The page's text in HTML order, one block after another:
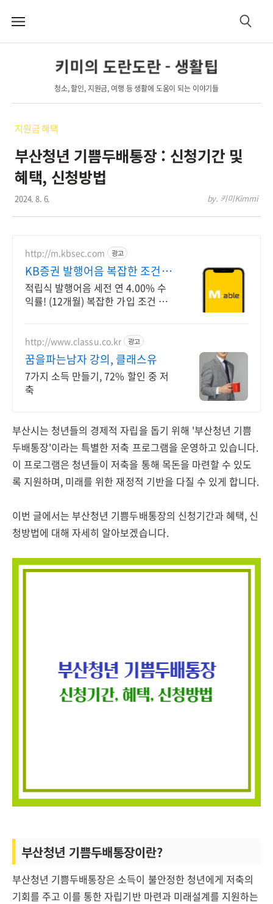
메
검
키미의 도란도란 - 생활팁
청소, 할인, 지원금, 여행 등 생활에 도움이 되는 이야기들
지원금 혜택
부산청년 기쁨두배통장 : 신청기간 및
혜택, 신청방법
2024. 8. 6. by. 키미Kimmi
http://m.kbsec.com 광고
KB증권 발행어음 복잡한 조건없
이 누구나
적립식 발행어음 세전 연 4.00% 수
익률! (12개월) 복잡한 가입 조건 없
http://www.classu.co.kr 광고
꿈을파는남자 강의, 클래스유
7가지 소득 만들기, 72% 할인 중 저
축
부산시는 청년들의 경제적 자립을 돕기 위해 '부산청년 기쁨
두배통장'이라는 특별한 저축 프로그램을 운영하고 있습니다.
이 프로그램은 청년들이 저축을 통해 목돈을 마련할 수 있도
록 지원하며, 미래를 위한 재정적 기반을 다질 수 있게 합니다.
이번 글에서는 부산청년 기쁨두배통장의 신청기간과 혜택, 신
청방법에 대해 자세히 알아보겠습니다.
부산청년 기쁨두배통장이란?
부산청년 기쁨두배통장은 소득이 불안정한 청년에게 저축의
기회를 주고 이를 통한 자립기반 마련과 미래설계를 지원하는